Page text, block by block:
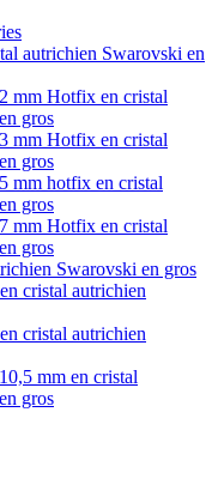
autrichien Swarovski en
mm Hotfix en cristal
gros
mm Hotfix en cristal
gros
mm hotfix en cristal
gros
mm Hotfix en cristal
gros
Swarovski en gros
cristal autrichien
cristal autrichien
mm en cristal
gros